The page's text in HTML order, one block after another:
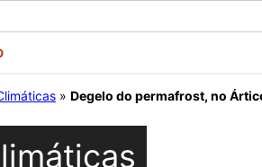
» Degelo do permafrost, no Ártico,